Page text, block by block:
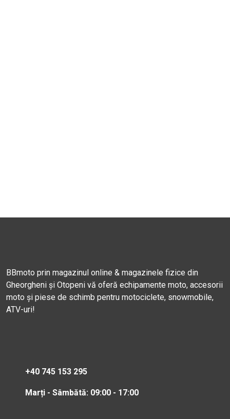
BBmoto prin magazinul online & magazinele fizice din
Gheorgheni și Otopeni vă oferă echipamente moto, accesorii
moto și piese de schimb pentru motociclete, snowmobile,
ATV-uri!
+40 745 153 295
Marți - Sâmbătă: 09:00 - 17:00